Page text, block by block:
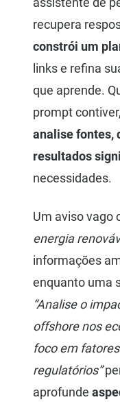
recupera
constrói um
links e refina
que aprende.
prompt
analise fontes,
resultados
necessidades.
Um aviso vago
energia
informações
enquanto uma
“Analise o
offshore nos
foco em
regulatórios”
aprofunde